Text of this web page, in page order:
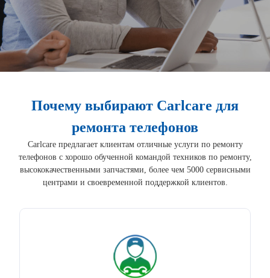
Почему выбирают Carlcare для
ремонта телефонов
Carlcare предлагает клиентам отличные услуги по ремонту
телефонов с хорошо обученной командой техников по ремонту,
высококачественными запчастями, более чем 5000 сервисными
центрами и своевременной поддержкой клиентов.